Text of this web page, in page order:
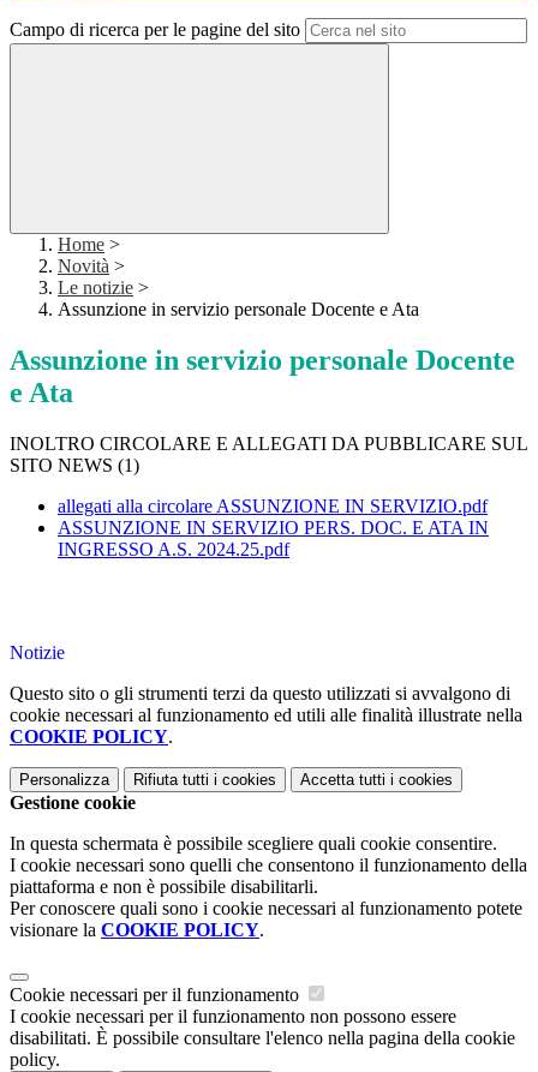
Campo di ricerca per le pagine del sito
Home >
Novità >
Le notizie >
Assunzione in servizio personale Docente e Ata
Assunzione in servizio personale Docente
e Ata
INOLTRO CIRCOLARE E ALLEGATI DA PUBBLICARE SUL
SITO NEWS (1)
allegati alla circolare ASSUNZIONE IN SERVIZIO.pdf
ASSUNZIONE IN SERVIZIO PERS. DOC. E ATA IN
INGRESSO A.S. 2024.25.pdf
Notizie
Questo sito o gli strumenti terzi da questo utilizzati si avvalgono di
cookie necessari al funzionamento ed utili alle finalità illustrate nella
COOKIE POLICY.
Personalizza Rifiuta tutti i cookies Accetta tutti i cookies
Gestione cookie
In questa schermata è possibile scegliere quali cookie consentire.
I cookie necessari sono quelli che consentono il funzionamento della
piattaforma e non è possibile disabilitarli.
Per conoscere quali sono i cookie necessari al funzionamento potete
visionare la COOKIE POLICY.
Cookie necessari per il funzionamento
I cookie necessari per il funzionamento non possono essere
disabilitati. È possibile consultare l'elenco nella pagina della cookie
policy.